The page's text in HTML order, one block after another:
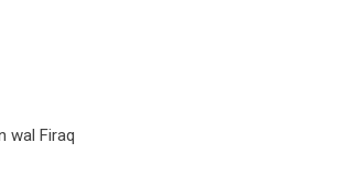
wal Firaq